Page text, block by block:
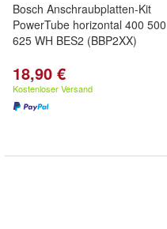
Bosch Anschraubplatten-Kit
PowerTube horizontal 400 500
625 WH BES2 (BBP2XX)
18,90 €
Kostenloser Versand